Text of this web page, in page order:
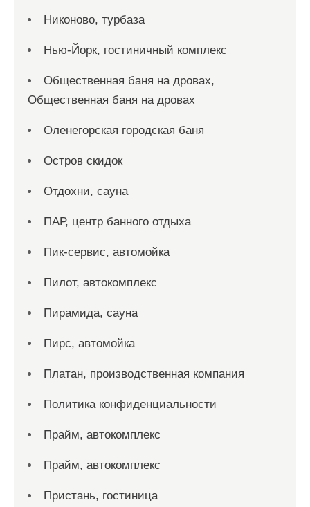
Никоново, турбаза
Нью-Йорк, гостиничный комплекс
Общественная баня на дровах,
Общественная баня на дровах
Оленегорская городская баня
Остров скидок
Отдохни, сауна
ПАР, центр банного отдыха
Пик-сервис, автомойка
Пилот, автокомплекс
Пирамида, сауна
Пирс, автомойка
Платан, производственная компания
Политика конфиденциальности
Прайм, автокомплекс
Прайм, автокомплекс
Пристань, гостиница